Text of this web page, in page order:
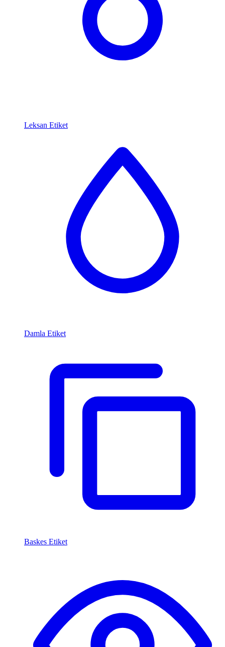
Leksan Etiket
Damla Etiket
Baskes Etiket